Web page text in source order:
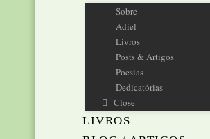
Sobre
Adiel
Livros
Posts & Artigos
Poesias
Dedicatórias
Close
LIVROS